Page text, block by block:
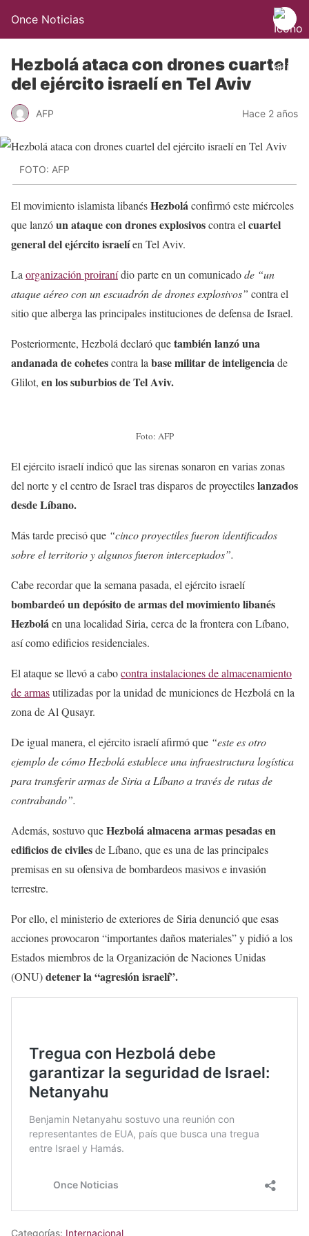
Once Noticias
Hezbolá ataca con drones cuartel
del ejército israelí en Tel Aviv
AFP Hace 2 años
FOTO: AFP
El movimiento islamista libanésHezboláconfirmó este miércoles
que lanzóun ataque con drones explosivoscontra el cuartel
general del ejército israelíen Tel Aviv.
La organización proiranídio parte en un comunicadode “un
ataque aéreo con un escuadrón de drones explosivos” contra el
sitio que alberga las principales instituciones de defensa de Israel.
Posteriormente, Hezbolá declaró quetambién lanzó una
andanada de cohetescontra la base militar de inteligenciade
Glilot, en los suburbios de Tel Aviv.
Foto: AFP
El ejército israelí indicó que las sirenas sonaron en varias zonas
del norte y el centro de Israel tras disparos de proyectileslanzados
desde Líbano.
Más tarde precisó que “cinco proyectiles fueron identificados
sobre el territorio y algunos fueron interceptados”.
Cabe recordar que la semana pasada, el ejército israelí
bombardeó un depósito de armas del movimiento libanés
Hezboláen una localidad Siria, cerca de la frontera con Líbano,
así como edificios residenciales.
El ataque se llevó a cabocontra instalaciones de almacenamiento
de armasutilizadas por la unidad de municiones de Hezbolá en la
zona de Al Qusayr.
De igual manera, el ejército israelí afirmó que “este es otro
ejemplo de cómo Hezbolá establece una infraestructura logística
para transferir armas de Siria a Líbano a través de rutas de
contrabando”.
Además, sostuvo queHezbolá almacena armas pesadas en
edificios de civilesde Líbano, que es una de las principales
premisas en su ofensiva de bombardeos masivos e invasión
terrestre.
Por ello, el ministerio de exteriores de Siria denunció que esas
acciones provocaron “importantes daños materiales” y pidió a los
Estados miembros de la Organización de Naciones Unidas
(ONU)detener la “agresión israelí”.
Categorías: Internacional